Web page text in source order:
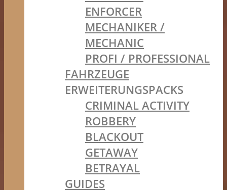
ENFORCER
MECHANIKER /
MECHANIC
PROFI / PROFESSIONAL
FAHRZEUGE
ERWEITERUNGSPACKS
CRIMINAL ACTIVITY
ROBBERY
BLACKOUT
GETAWAY
BETRAYAL
GUIDES